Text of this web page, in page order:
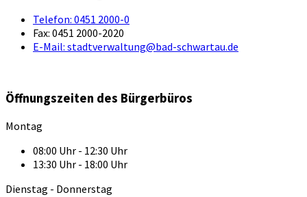
Telefon: 0451 2000-0
Fax: 0451 2000-2020
E-Mail: stadtverwaltung@bad-schwartau.de
Öffnungszeiten des Bürgerbüros
Montag
08:00 Uhr - 12:30 Uhr
13:30 Uhr - 18:00 Uhr
Dienstag - Donnerstag